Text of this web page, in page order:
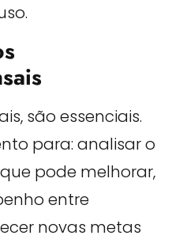
são essenciais.
para: analisar o
pode melhorar,
entre
novas metas